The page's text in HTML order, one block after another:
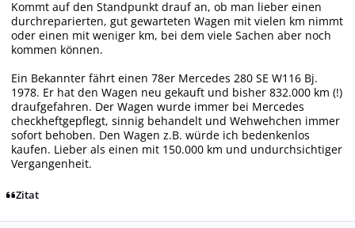
Kommt auf den Standpunkt drauf an, ob man lieber einen
durchreparierten, gut gewarteten Wagen mit vielen km nimmt
oder einen mit weniger km, bei dem viele Sachen aber noch
kommen können.
Ein Bekannter fährt einen 78er Mercedes 280 SE W116 Bj.
1978. Er hat den Wagen neu gekauft und bisher 832.000 km (!)
draufgefahren. Der Wagen wurde immer bei Mercedes
checkheftgepflegt, sinnig behandelt und Wehwehchen immer
sofort behoben. Den Wagen z.B. würde ich bedenkenlos
kaufen. Lieber als einen mit 150.000 km und undurchsichtiger
Vergangenheit.
Zitat